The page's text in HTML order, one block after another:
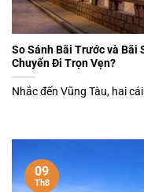
So Sánh Bãi Trước và Bãi
Chuyến Đi Trọn Vẹn?
Nhắc đến Vũng Tàu, hai
09
Th8